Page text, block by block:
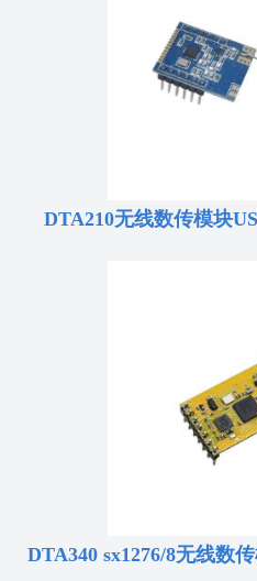
DTA210无线数传模块
DTA340 sx1276/8无线数